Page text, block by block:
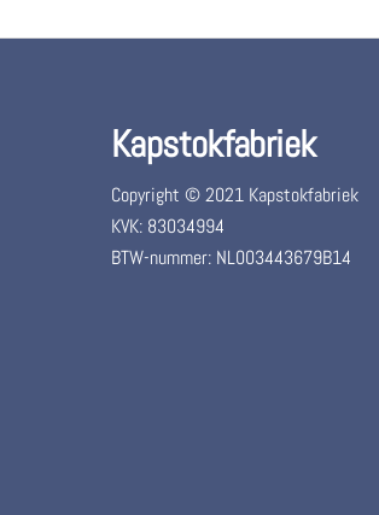
Kapstokfabriek
Copyright © 2021 Kapstokfabriek
KVK: 83034994
BTW-nummer: NL003443679B14